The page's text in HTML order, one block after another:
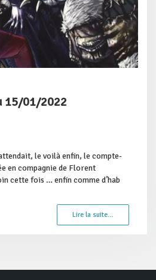
15/01/2022
le voilà enfin, le compte-
en compagnie de Florent
cette fois … enfin comme d’hab
Lire la suite…